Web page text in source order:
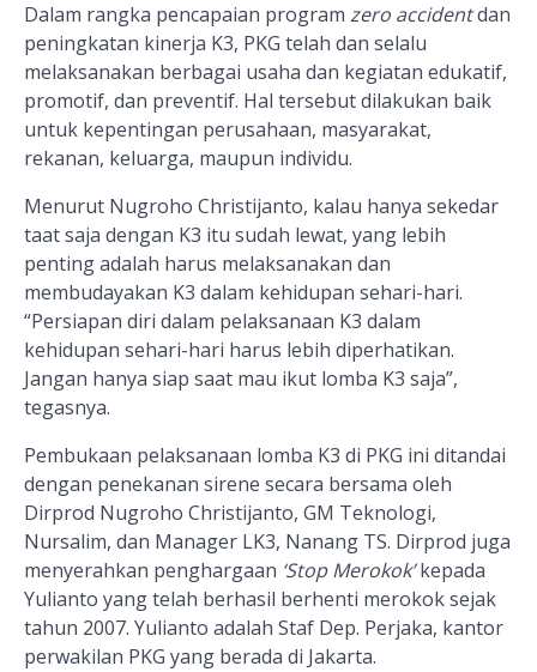
Dalam rangka pencapaian program zero accidentdan
peningkatan kinerja K3, PKG telah dan selalu
melaksanakan berbagai usaha dan kegiatan edukatif,
promotif, dan preventif. Hal tersebut dilakukan baik
untuk kepentingan perusahaan, masyarakat,
rekanan, keluarga, maupun individu.
Menurut Nugroho Christijanto, kalau hanya sekedar
taat saja dengan K3 itu sudah lewat, yang lebih
penting adalah harus melaksanakan dan
membudayakan K3 dalam kehidupan sehari-hari.
“Persiapan diri dalam pelaksanaan K3 dalam
kehidupan sehari-hari harus lebih diperhatikan.
Jangan hanya siap saat mau ikut lomba K3 saja”,
tegasnya.
Pembukaan pelaksanaan lomba K3 di PKG ini ditandai
dengan penekanan sirene secara bersama oleh
Dirprod Nugroho Christijanto, GM Teknologi,
Nursalim, dan Manager LK3, Nanang TS. Dirprod juga
menyerahkan penghargaan ‘Stop Merokok’kepada
Yulianto yang telah berhasil berhenti merokok sejak
tahun 2007. Yulianto adalah Staf Dep. Perjaka, kantor
perwakilan PKG yang berada di Jakarta.